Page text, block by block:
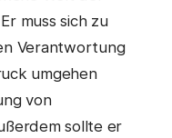
muss sich zu
Verantwortung
umgehen
von
sollte er